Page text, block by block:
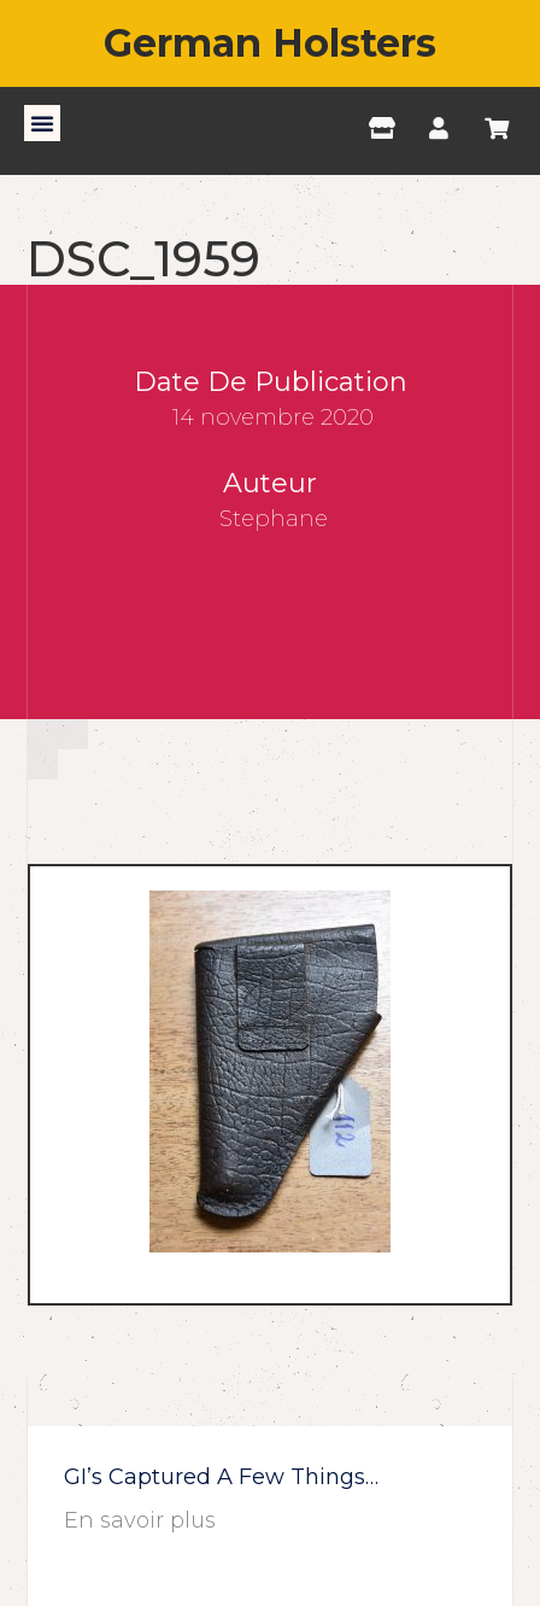
German Holsters
DSC_1959
Date De Publication
14 novembre 2020
Auteur
Stephane
GI’s Captured A Few Things…
En savoir plus